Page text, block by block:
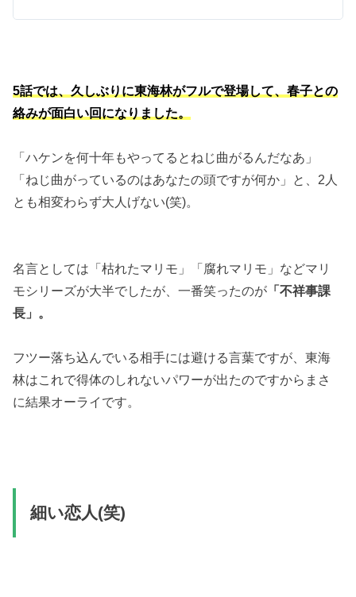
5話では、久しぶりに東海林がフルで登場して、春子との
絡みが面白い回になりました。
「ハケンを何十年もやってるとねじ曲がるんだなあ」
「ねじ曲がっているのはあなたの頭ですが何か」と、2人
とも相変わらず大人げない(笑)。
名言としては「枯れたマリモ」「腐れマリモ」などマリ
モシリーズが大半でしたが、一番笑ったのが 「不祥事課
長」。
フツー落ち込んでいる相手には避ける言葉ですが、東海
林はこれで得体のしれないパワーが出たのですからまさ
に結果オーライです。
細い恋人(笑)